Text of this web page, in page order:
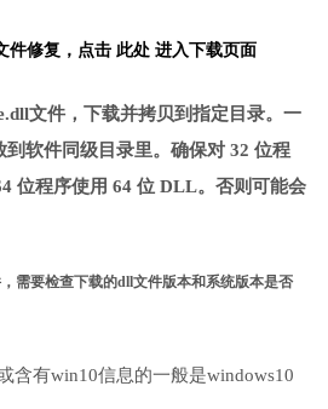
件修复， 点击 此处 进入下载页面
文件，下载并拷贝到指定目录。一
到软件同级目录里。确保对 32 位程
位程序使用 64 位 DLL。否则可能会
需要检查下载的dll文件版本和系统版本是否
含有win10信息的一般是windows10